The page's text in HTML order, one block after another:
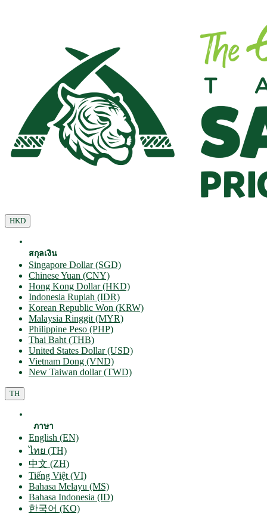
HKD
สกุลเงิน
Singapore Dollar (SGD)
Chinese Yuan (CNY)
Hong Kong Dollar (HKD)
Indonesia Rupiah (IDR)
Korean Republic Won (KRW)
Malaysia Ringgit (MYR)
Philippine Peso (PHP)
Thai Baht (THB)
United States Dollar (USD)
Vietnam Dong (VND)
New Taiwan dollar (TWD)
TH
ภาษา
English (EN)
ไทย (TH)
中文 (ZH)
Tiếng Việt (VI)
Bahasa Melayu (MS)
Bahasa Indonesia (ID)
한국어 (KO)